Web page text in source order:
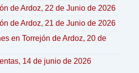
de Ardoz, 22 de Junio de 2026
de Ardoz, 21 de Junio de 2026
en Torrejón de Ardoz, 20 de
14 de junio de 2026